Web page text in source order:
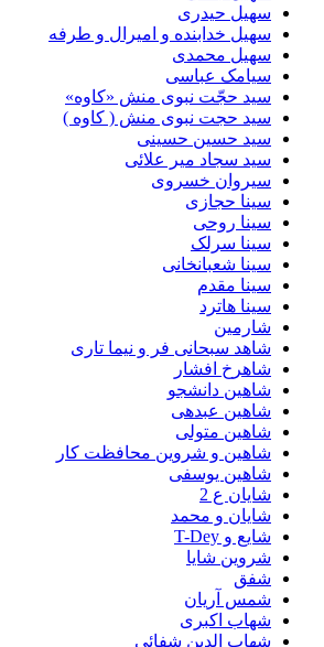
سهیل حیدری
سهیل خدابنده و امیرال و طرفه
سهیل محمدی
سیامک عباسی
سید حجّت نبوی منش «کاوه»
سید حجت نبوی منش ( کاوه )
سید حسین حسینى
سید سجاد میر علائی
سیروان خسروی
سینا حجازی
سینا روحی
سینا سرلک
سینا شعبانخانی
سینا مقدم
سینا هاترد
شارمین
شاهد سبحانی فر و نیما تاری
شاهرخ افشار
شاهین دانشجو
شاهین عبدهی
شاهین متولی
شاهین و شروین محافظت کار
شاهین یوسفی
شایان ع 2
شایان و محمد
شایع و T-Dey
شروین شایا
شفق
شمس آریان
شهاب اکبری
شهاب الدین شفائی